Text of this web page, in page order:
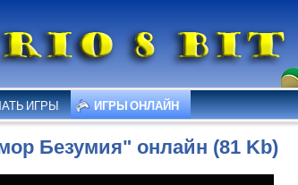
ИГРЫ ИГРЫ ОНЛАЙН
Безумия" онлайн (81 Kb)